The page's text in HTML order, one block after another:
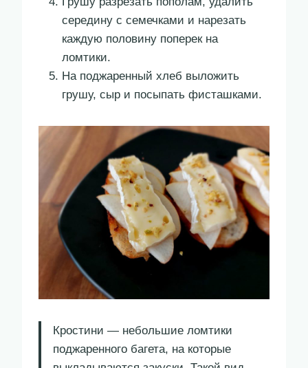
середину с семечками и нарезать
каждую половину поперек на
ломтики.
На поджаренный хлеб выложить
грушу, сыр и посыпать фисташками.
Кростини — небольшие ломтики
поджаренного багета, на которые